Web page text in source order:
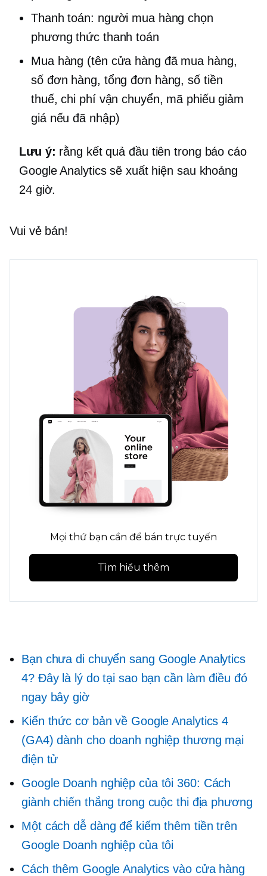
Thanh toán: người mua hàng chọn
phương thức thanh toán
Mua hàng (tên cửa hàng đã mua hàng,
số đơn hàng, tổng đơn hàng, số tiền
thuế, chi phí vận chuyển, mã phiếu giảm
giá nếu đã nhập)
Lưu ý: rằng kết quả đầu tiên trong báo cáo
Google Analytics sẽ xuất hiện sau khoảng
24 giờ.
Vui vẻ bán!
Mọi thứ bạn cần để bán trực tuyến
Tìm hiểu thêm
Bạn chưa di chuyển sang Google Analytics
4? Đây là lý do tại sao bạn cần làm điều đó
ngay bây giờ
Kiến thức cơ bản về Google Analytics 4
(GA4) dành cho doanh nghiệp thương mại
điện tử
Google Doanh nghiệp của tôi 360: Cách
giành chiến thắng trong cuộc thi địa phương
Một cách dễ dàng để kiếm thêm tiền trên
Google Doanh nghiệp của tôi
Cách thêm Google Analytics vào cửa hàng